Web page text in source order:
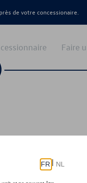
de votre concessionaire.
Faire